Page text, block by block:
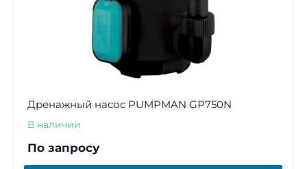
Дренажный насос PUMPMAN GP750N
В наличии
По запросу